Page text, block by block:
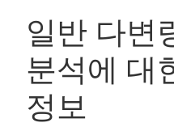
일반 다변
분석에 대
정보